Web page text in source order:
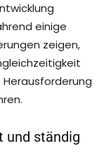
einige
zeigen,
und ständig